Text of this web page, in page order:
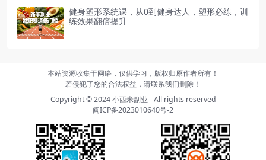
健身塑形系统课，从0到健身达人，塑形必练，训
练效果翻倍提升
本站资源收集于网络，仅供学习，版权归原作者所有！
若侵犯了您的合法权益，请联系我们删除！
Copyright © 2024小西米副业 - All rights reserved
闽ICP备2023010640号-2